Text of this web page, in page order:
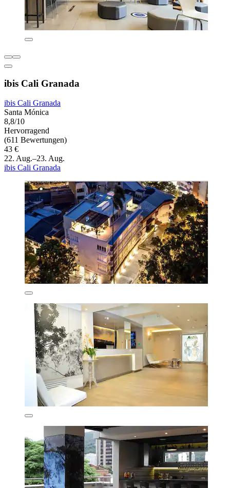
ibis Cali Granada
ibis Cali Granada
Santa Mónica
8,8/10
Hervorragend
(611 Bewertungen)
43 €
22. Aug.–23. Aug.
ibis Cali Granada